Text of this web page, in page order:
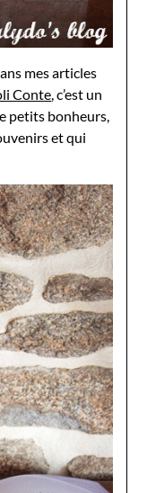
mes articles
Conte, c’est un
petits bonheurs,
et qui